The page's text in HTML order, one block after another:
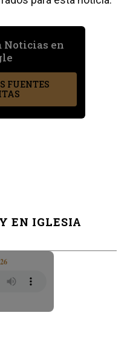
Noticias en
FUENTES
EN IGLESIA